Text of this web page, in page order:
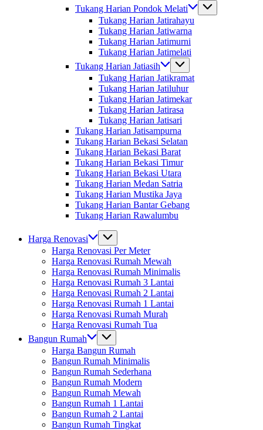
Tukang Harian Pondok Melati
Tukang Harian Jatirahayu
Tukang Harian Jatiwarna
Tukang Harian Jatimurni
Tukang Harian Jatimelati
Tukang Harian Jatiasih
Tukang Harian Jatikramat
Tukang Harian Jatiluhur
Tukang Harian Jatimekar
Tukang Harian Jatirasa
Tukang Harian Jatisari
Tukang Harian Jatisampurna
Tukang Harian Bekasi Selatan
Tukang Harian Bekasi Barat
Tukang Harian Bekasi Timur
Tukang Harian Bekasi Utara
Tukang Harian Medan Satria
Tukang Harian Mustika Jaya
Tukang Harian Bantar Gebang
Tukang Harian Rawalumbu
Harga Renovasi
Harga Renovasi Per Meter
Harga Renovasi Rumah Mewah
Harga Renovasi Rumah Minimalis
Harga Renovasi Rumah 3 Lantai
Harga Renovasi Rumah 2 Lantai
Harga Renovasi Rumah 1 Lantai
Harga Renovasi Rumah Murah
Harga Renovasi Rumah Tua
Bangun Rumah
Harga Bangun Rumah
Bangun Rumah Minimalis
Bangun Rumah Sederhana
Bangun Rumah Modern
Bangun Rumah Mewah
Bangun Rumah 1 Lantai
Bangun Rumah 2 Lantai
Bangun Rumah Tingkat